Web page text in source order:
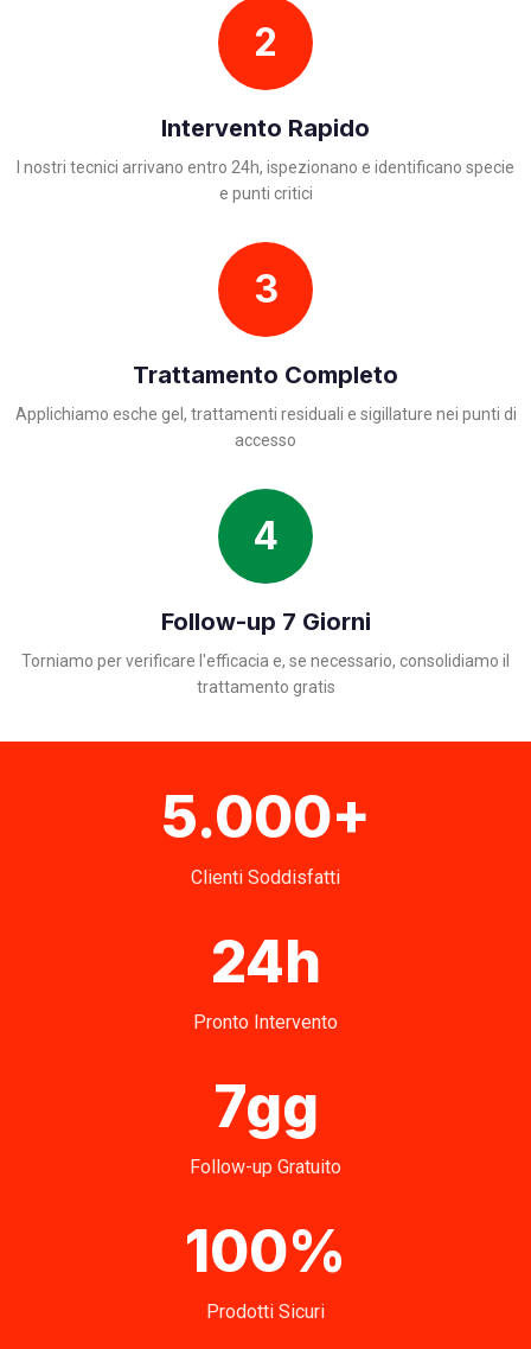
2
Intervento Rapido
I nostri tecnici arrivano entro 24h, ispezionano e identificano specie
e punti critici
3
Trattamento Completo
Applichiamo esche gel, trattamenti residuali e sigillature nei punti di
accesso
4
Follow-up 7 Giorni
Torniamo per verificare l'efficacia e, se necessario, consolidiamo il
trattamento gratis
5.000+
Clienti Soddisfatti
24h
Pronto Intervento
7gg
Follow-up Gratuito
100%
Prodotti Sicuri